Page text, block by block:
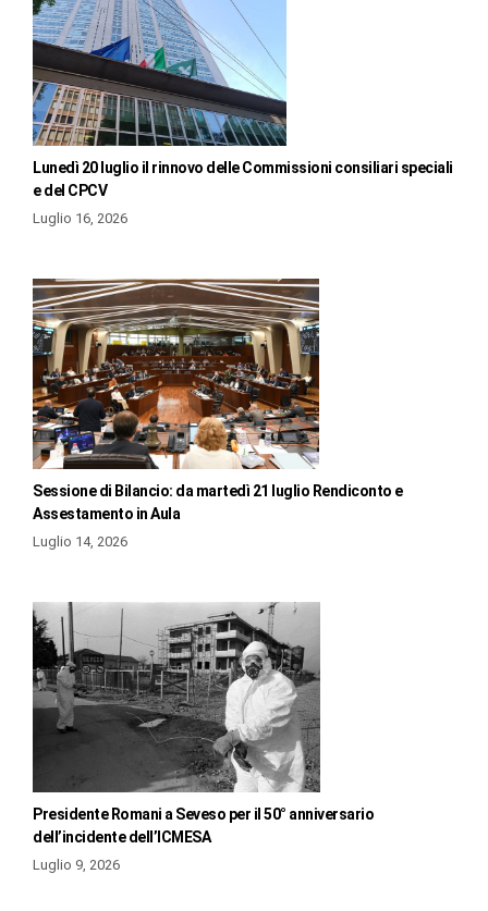
Lunedì 20 luglio il rinnovo delle Commissioni consiliari speciali
e del CPCV
Luglio 16, 2026
Sessione di Bilancio: da martedì 21 luglio Rendiconto e
Assestamento in Aula
Luglio 14, 2026
Presidente Romani a Seveso per il 50° anniversario
dell’incidente dell’ICMESA
Luglio 9, 2026